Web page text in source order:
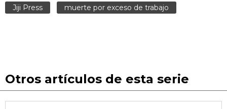
Jiji Press
muerte por exceso de trabajo
Otros artículos de esta serie